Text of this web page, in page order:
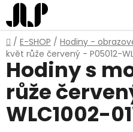
Přejít
na
obsah
Domů
/ E-SHOP / Hodiny -
květ růže červený - P05012-
Hodiny s
růže
WLC1002-